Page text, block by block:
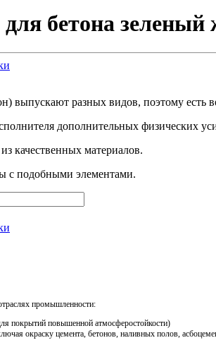
бетона зеленый
выпускают разных видов, поэтому есть
дополнительных физических
качественных материалов.
с подобными элементами.
промышленности:
покрытий повышенной атмосферостойкости)
окраску цемента, бетонов, наливных полов,